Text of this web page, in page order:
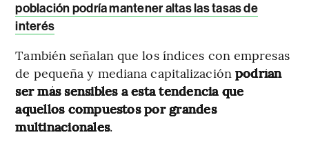
población podría mantener altas las tasas de
interés
También señalan que los índices con empresas
de pequeña y mediana capitalización podrían
ser más sensibles a esta tendencia que
aquellos compuestos por grandes
multinacionales.